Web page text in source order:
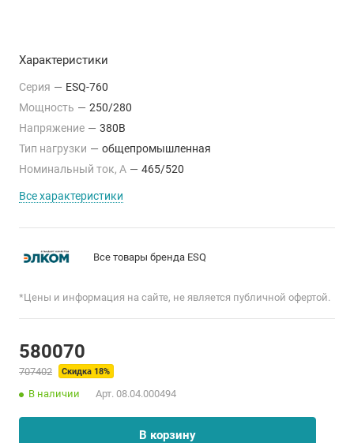
Характеристики
Серия — ESQ-760
Мощность — 250/280
Напряжение — 380В
Тип нагрузки — общепромышленная
Номинальный ток, А — 465/520
Все характеристики
Все товары бренда ESQ
*Цены и информация на сайте, не является публичной офертой.
580070
707402 Скидка 18%
В наличии Арт. 08.04.000494
В корзину